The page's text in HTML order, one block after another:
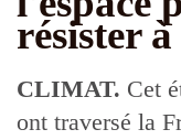
résister
CLIMAT. Cet
ont traversé la